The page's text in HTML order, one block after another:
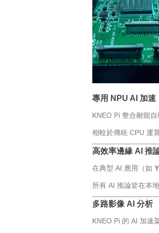
專用 NPU AI 加速
KNEO Pi 整合耐能自
相較於傳統 CPU 運
高效率邊緣 AI 推
在典型 AI 應用（如
所有 AI 推論皆在本
多路影像 AI 分析
KNEO Pi 的 AI 加速